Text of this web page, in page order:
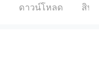
ดาวน์โหลด สิน